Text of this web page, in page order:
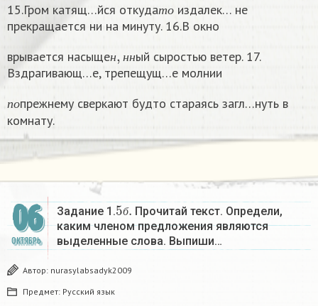
15.Гром катящ…йся откуда т о
издалек… не
прекращается ни на минуту. 16.В окно
врывается насыщен нн ый сыростью ветер. 17.
Вздрагивающ…е, трепещущ…е молнии
п о
прежнему сверкают будто стараясь загл…нуть в
комнату. ​
06
ОКТЯБРЬ
Задание 1. б
5б.
Прочитай текст. Определи,
каким членом предложения являются
выделенные слова. Выпиши…
Автор: nurasylabsadyk2009
Предмет: Русский язык